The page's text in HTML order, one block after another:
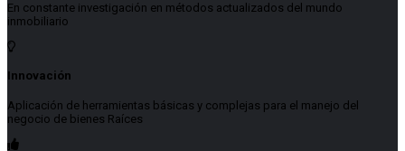
En constante investigación en métodos actualizados del mundo
inmobiliario
Innovación
Aplicación de herramientas básicas y complejas para el manejo del
negocio de bienes Raíces